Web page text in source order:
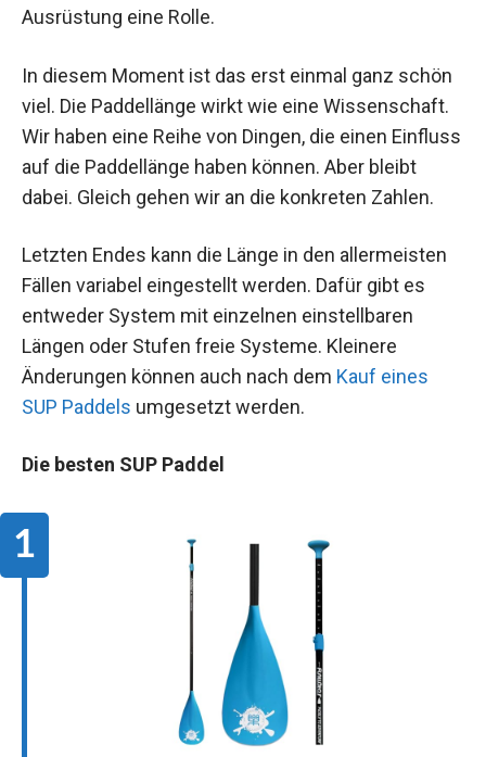
Ausrüstung eine Rolle.
In diesem Moment ist das erst einmal ganz schön
viel. Die Paddellänge wirkt wie eine Wissenschaft.
Wir haben eine Reihe von Dingen, die einen Einfluss
auf die Paddellänge haben können. Aber bleibt
dabei. Gleich gehen wir an die konkreten Zahlen.
Letzten Endes kann die Länge in den allermeisten
Fällen variabel eingestellt werden. Dafür gibt es
entweder System mit einzelnen einstellbaren
Längen oder Stufen freie Systeme. Kleinere
Änderungen können auch nach dem Kauf eines
SUP Paddels umgesetzt werden.
Die besten SUP Paddel